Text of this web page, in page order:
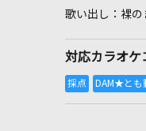
裸の
対応カラオケ